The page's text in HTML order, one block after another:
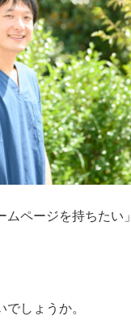
ムページを持ちたい」
しょうか。